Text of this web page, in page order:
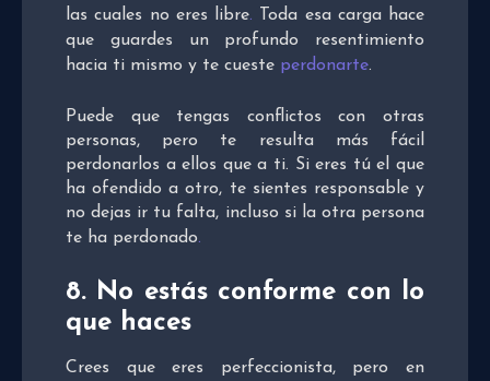
las cuales no eres libre. Toda esa carga hace
que guardes un profundo resentimiento
hacia ti mismo y te cueste perdonarte.
Puede que tengas conflictos con otras
personas, pero te resulta más fácil
perdonarlos a ellos que a ti. Si eres tú el que
ha ofendido a otro, te sientes responsable y
no dejas ir tu falta, incluso si la otra persona
te ha perdonado.
8. No estás conforme con lo
que haces
Crees que eres perfeccionista, pero en